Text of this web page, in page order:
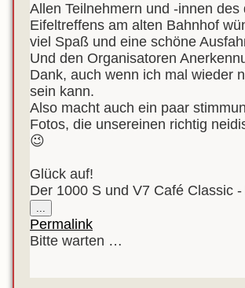
Allen Teilnehmern und -innen des
Eifeltreffens am alten Bahnhof
viel Spaß und eine schöne
Und den Organisatoren
Dank, auch wenn ich mal wieder
sein kann.
Also macht auch ein paar
Fotos, die unsereinen richtig
😉
Glück auf!
Der 1000 S und V7 Café Classic
...
Metabox
ein-/ausblenden.
Permalink
Bitte warten …